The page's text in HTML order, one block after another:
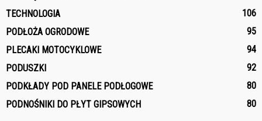
TECHNOLOGIA
106
PODŁOŻA OGRODOWE
95
PLECAKI MOTOCYKLOWE
94
PODUSZKI
92
PODKŁADY POD PANELE PODŁOGOWE
80
PODNOŚNIKI DO PŁYT GIPSOWYCH
80